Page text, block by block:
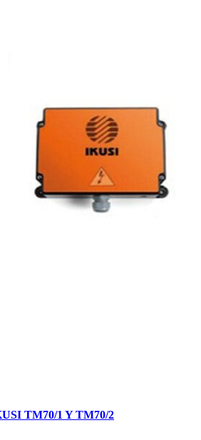
TM70/1 Y TM70/2